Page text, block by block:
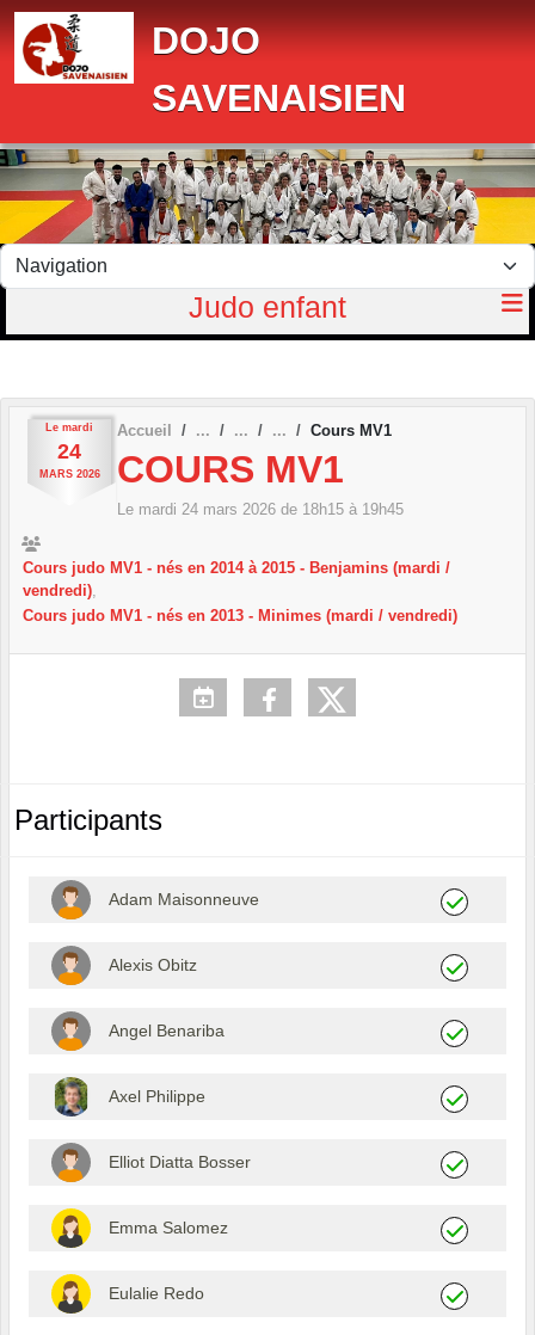
DOJO
SAVENAISIEN
Judo enfant
Le mardi
24
MARS 2026
Accueil Cours MV1
COURS MV1
Le mardi 24 mars 2026 de 18h15 à 19h45
Cours judo MV1 - nés en 2014 à 2015 - Benjamins (mardi /
vendredi)
Cours judo MV1 - nés en 2013 - Minimes (mardi / vendredi)
Participants
Adam Maisonneuve
Alexis Obitz
Angel Benariba
Axel Philippe
Elliot Diatta Bosser
Emma Salomez
Eulalie Redo
Panneau de gestion des cookies